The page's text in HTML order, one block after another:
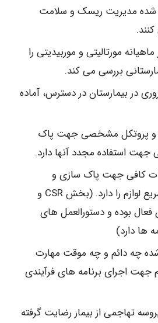
شده مدیریت ریسک و سلامت
مورتالیتی و موربیدیتی را
بررسی می کند.
در بیمارستان در دسترس، آماده
و پروتکل مشخصی جهت پاک
جهت استفاده مجدد آنها دارد.
کافی جهت پاک سازی و
استریلیزه کردن سریع لوازم را دارد. (بخش CSR و
فعال بوده و دستورالعمل های
ها دارد)
چه دائم و چه موقت مهارت
جهت اجرای برنامه های فرآیندی
تهاجمی از بیمار رضایت گرفته